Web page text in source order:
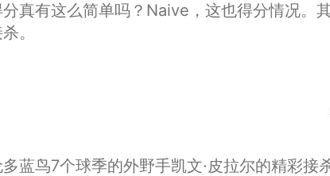
真有这么简单吗？Naive，这也得分情况。
。
蓝鸟7个球季的外野手凯文·皮拉尔的精彩接杀